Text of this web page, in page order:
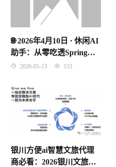
🌐 2026年4月10日 · 休闲AI
助手：从零吃透Spring
IoC控制反转，理解原理
2026-05-13 153
银川方便ai智慧文旅代理
商必看：2026银川文旅数